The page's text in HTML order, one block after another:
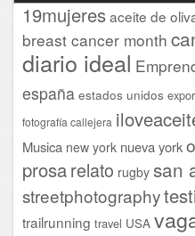
19mujeresaceite de
breast cancer month
diario ideal
españa estados unidos
fotografía callejera
Musica new york nueva york
prosarelato rugby san
streetphotography
trailrunning travel USA